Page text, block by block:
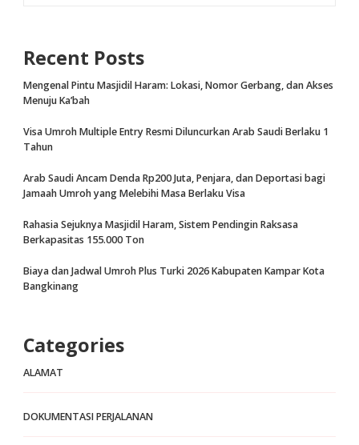
Recent Posts
Mengenal Pintu Masjidil Haram: Lokasi, Nomor Gerbang, dan Akses
Menuju Ka’bah
Visa Umroh Multiple Entry Resmi Diluncurkan Arab Saudi Berlaku 1
Tahun
Arab Saudi Ancam Denda Rp200 Juta, Penjara, dan Deportasi bagi
Jamaah Umroh yang Melebihi Masa Berlaku Visa
Rahasia Sejuknya Masjidil Haram, Sistem Pendingin Raksasa
Berkapasitas 155.000 Ton
Biaya dan Jadwal Umroh Plus Turki 2026 Kabupaten Kampar Kota
Bangkinang
Categories
ALAMAT
DOKUMENTASI PERJALANAN